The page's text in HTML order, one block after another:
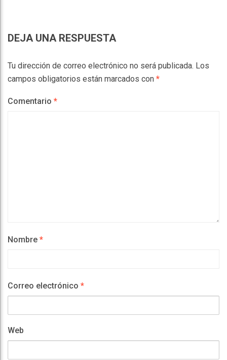
DEJA UNA RESPUESTA
Tu dirección de correo electrónico no será publicada. Los
campos obligatorios están marcados con *
Comentario *
Nombre *
Correo electrónico *
Web